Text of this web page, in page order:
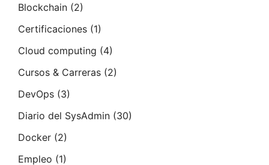
Blockchain (2)
Certificaciones (1)
Cloud computing (4)
Cursos & Carreras (2)
DevOps (3)
Diario del SysAdmin (30)
Docker (2)
Empleo (1)